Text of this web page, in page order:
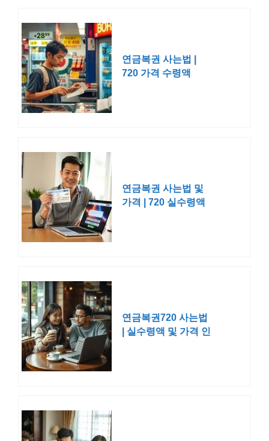
연금복권 사는법 |
720 가격 수령액
연금복권 사는법 및
가격 | 720 실수령액
연금복권720 사는법
| 실수령액 및 가격 인